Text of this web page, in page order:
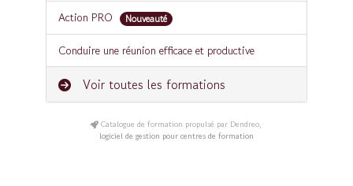
Action PRO Nouveauté
Conduire une réunion efficace et productive
Voir toutes les formations
Catalogue de formation propulsé par Dendreo,
logiciel de gestion pour centres de formation